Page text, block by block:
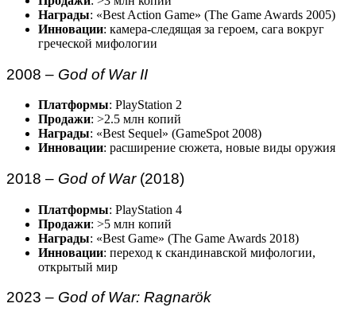
Награды: «Best Action Game» (The Game Awards 2005)
Инновации: камера-следящая за героем, сага вокруг
греческой мифологии
2008 – God of War II
Платформы: PlayStation 2
Продажи: >2.5 млн копий
Награды: «Best Sequel» (GameSpot 2008)
Инновации: расширение сюжета, новые виды оружия
2018 – God of War(2018)
Платформы: PlayStation 4
Продажи: >5 млн копий
Награды: «Best Game» (The Game Awards 2018)
Инновации: переход к скандинавской мифологии,
открытый мир
2023 – God of War: Ragnarök